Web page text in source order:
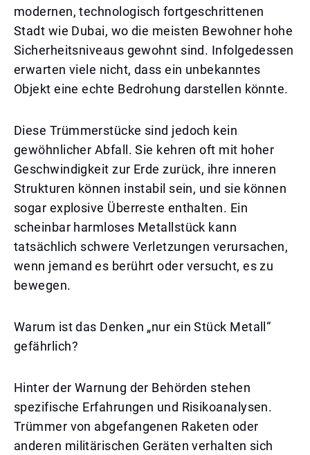
modernen, technologisch fortgeschrittenen
Stadt wie Dubai, wo die meisten Bewohner hohe
Sicherheitsniveaus gewohnt sind. Infolgedessen
erwarten viele nicht, dass ein unbekanntes
Objekt eine echte Bedrohung darstellen könnte.
Diese Trümmerstücke sind jedoch kein
gewöhnlicher Abfall. Sie kehren oft mit hoher
Geschwindigkeit zur Erde zurück, ihre inneren
Strukturen können instabil sein, und sie können
sogar explosive Überreste enthalten. Ein
scheinbar harmloses Metallstück kann
tatsächlich schwere Verletzungen verursachen,
wenn jemand es berührt oder versucht, es zu
bewegen.
Warum ist das Denken „nur ein Stück Metall“
gefährlich?
Hinter der Warnung der Behörden stehen
spezifische Erfahrungen und Risikoanalysen.
Trümmer von abgefangenen Raketen oder
anderen militärischen Geräten verhalten sich